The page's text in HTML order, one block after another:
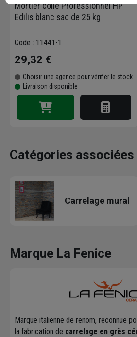
Mortier colle Professionnel HP
Edilis blanc sac de 25 kg
Code : 11441-1
29,32 €
Choisir une agence pour vérifier le stock
Livraison disponible
Catégories associées
Carrelage mural
Marque La Fenice
Marque italienne de renom, reconnue
la fabrication de carrelage en grès